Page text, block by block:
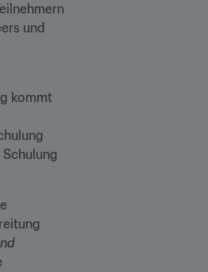
und
kommt